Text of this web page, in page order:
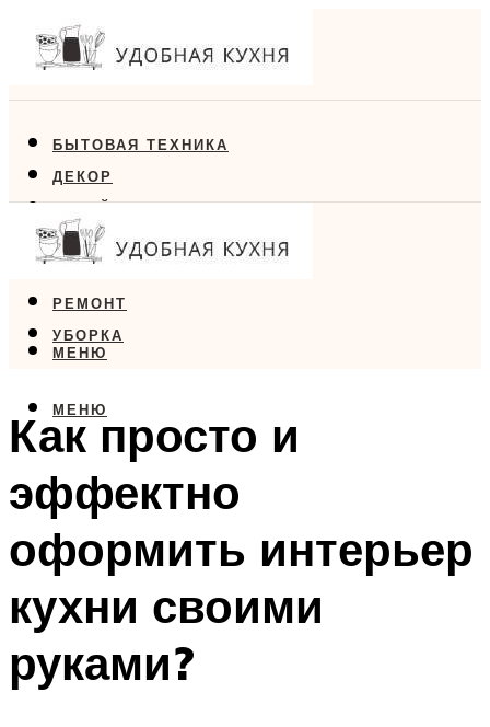
БЫТОВАЯ ТЕХНИКА
ДЕКОР
ДИЗАЙН
ЕДА
РЕМОНТ
УБОРКА
МЕНЮ
МЕНЮ
Как просто и
эффектно
оформить интерьер
кухни своими
руками?